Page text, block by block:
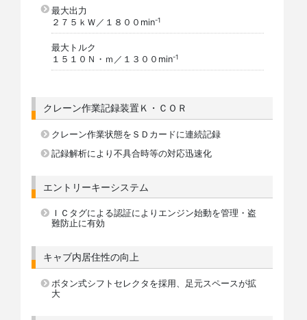
最大出力
２７５ｋＷ／１８００min-1
最大トルク
１５１０Ｎ・ｍ／１３００min-1
クレーン作業記録装置Ｋ・ＣＯＲ
クレーン作業状態をＳＤカードに連続記録
記録解析により不具合時等の対応迅速化
エントリーキーシステム
ＩＣタグによる認証によりエンジン始動を管理・盗
難防止に有効
キャブ内居住性の向上
ボタン式シフトセレクタを採用、足元スペースが拡
大